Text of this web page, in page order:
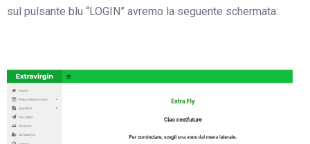
sul pulsante blu “LOGIN” avremo la seguente schermata: